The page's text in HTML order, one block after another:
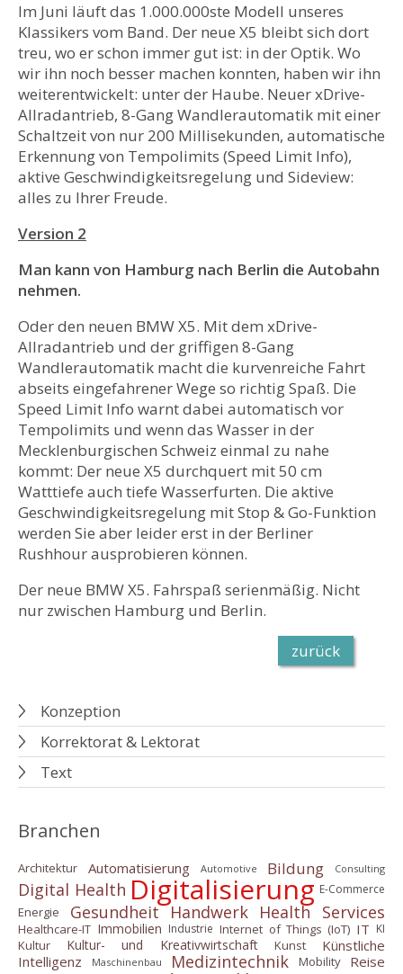
Im Juni läuft das 1.000.000ste Modell unseres
Klassikers vom Band. Der neue X5 bleibt sich dort
treu, wo er schon immer gut ist: in der Optik. Wo
wir ihn noch besser machen konnten, haben wir ihn
weiterentwickelt: unter der Haube. Neuer xDrive-
Allradantrieb, 8-Gang Wandlerautomatik mit einer
Schaltzeit von nur 200 Millisekunden, automatische
Erkennung von Tempolimits (Speed Limit Info),
aktive Geschwindigkeitsregelung und Sideview:
alles zu Ihrer Freude.
Version 2
Man kann von Hamburg nach Berlin die Autobahn
nehmen.
Oder den neuen BMW X5. Mit dem xDrive-
Allradantrieb und der griffigen 8-Gang
Wandlerautomatik macht die kurvenreiche Fahrt
abseits eingefahrener Wege so richtig Spaß. Die
Speed Limit Info warnt dabei automatisch vor
Tempolimits und wenn das Wasser in der
Mecklenburgischen Schweiz einmal zu nahe
kommt: Der neue X5 durchquert mit 50 cm
Watttiefe auch tiefe Wasserfurten. Die aktive
Geschwindigkeitsregelung mit Stop & Go-Funktion
werden Sie aber leider erst in der Berliner
Rushhour ausprobieren können.
Der neue BMW X5. Fahrspaß serienmäßig. Nicht
nur zwischen Hamburg und Berlin.
zurück
Konzeption
Korrektorat & Lektorat
Text
Branchen
Architektur Automatisierung Automotive Bildung Consulting
Digital Health Digitalisierung E-Commerce
Energie Gesundheit Handwerk Health Services
Healthcare-IT Immobilien Industrie Internet of Things (IoT) IT KI
Kultur Kultur- und Kreativwirtschaft Kunst
Künstliche
Intelligenz
Maschinenbau Medizintechnik Mobility Reise